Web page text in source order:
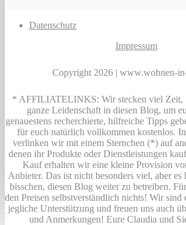
Datenschutz
Impressum
Copyright 2026 | www.wohnen-
* AFFILIATELINKS: Wir stecken viel Zeit,
ganze Leidenschaft in diesen Blog, um
genauestens recherchierte, hilfreiche Tipps
für euch natürlich vollkommen kostenlos.
verlinken wir mit einem Sternchen (*) auf
denen ihr Produkte oder Dienstleistungen
Kauf erhalten wir eine kleine Provision
Anbieter. Das ist nicht besonders viel, aber
bisschen, diesen Blog weiter zu betreiben.
den Preisen selbstverständlich nichts! Wir sind
jegliche Unterstützung und freuen uns auch
und Anmerkungen! Eure Claudia und